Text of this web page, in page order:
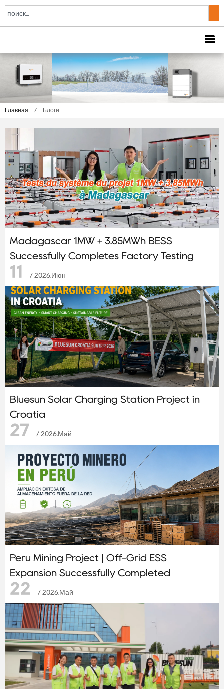
Главная / Блоги
Madagascar 1MW + 3.85MWh BESS
Successfully Completes Factory Testing
11 / 2026.Июн
Bluesun Solar Charging Station Project in
Croatia
27 / 2026.Май
Peru Mining Project | Off-Grid ESS
Expansion Successfully Completed
22 / 2026.Май